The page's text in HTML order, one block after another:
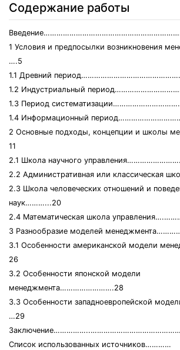
Содержание работы
1 Условия и предпосылки возникновения
….5
1.1 Древний
1.2 Индустриальный
1.3 Период
1.4 Информационный
2 Основные подходы, концепции и школы
11
2.1 Школа научного
2.2 Административная или классическая
2.3 Школа человеческих отношений и
наук………...20
2.4 Математическая школа
3 Разнообразие моделей
3.1 Особенности американской модели
26
3.2 Особенности японской модели
менеджмента…………………….28
3.3 Особенности западноевропейской
…29
Список использованных источников…………